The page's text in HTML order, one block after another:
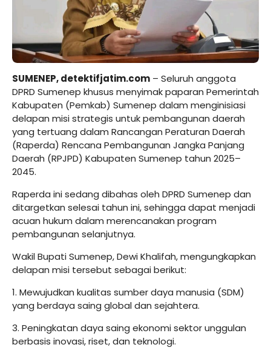
SUMENEP,detektifjatim.com – Seluruh anggota
DPRD Sumenep khusus menyimak paparan Pemerintah
Kabupaten (Pemkab) Sumenep dalam menginisiasi
delapan misi strategis untuk pembangunan daerah
yang tertuang dalam Rancangan Peraturan Daerah
(Raperda) Rencana Pembangunan Jangka Panjang
Daerah (RPJPD) Kabupaten Sumenep tahun 2025–
2045.
Raperda ini sedang dibahas oleh DPRD Sumenep dan
ditargetkan selesai tahun ini, sehingga dapat menjadi
acuan hukum dalam merencanakan program
pembangunan selanjutnya.
Wakil Bupati Sumenep, Dewi Khalifah, mengungkapkan
delapan misi tersebut sebagai berikut:
1. Mewujudkan kualitas sumber daya manusia (SDM)
yang berdaya saing global dan sejahtera.
3. Peningkatan daya saing ekonomi sektor unggulan
berbasis inovasi, riset, dan teknologi.